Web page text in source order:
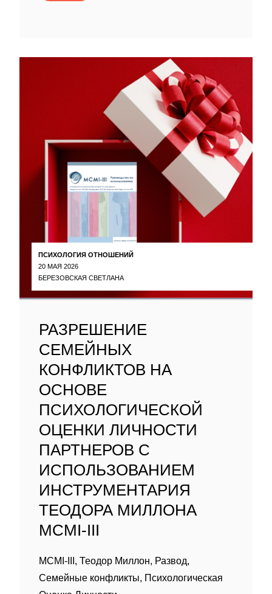
ПСИХОЛОГИЯ ОТНОШЕНИЙ
20 МАЯ 2026
БЕРЕЗОВСКАЯ СВЕТЛАНА
РАЗРЕШЕНИЕ
СЕМЕЙНЫХ
КОНФЛИКТОВ НА
ОСНОВЕ
ПСИХОЛОГИЧЕСКОЙ
ОЦЕНКИ ЛИЧНОСТИ
ПАРТНЕРОВ С
ИСПОЛЬЗОВАНИЕМ
ИНСТРУМЕНТАРИЯ
ТЕОДОРА МИЛЛОНА
MCMI-III
MCMI-III, Теодор Миллон, Развод,
Семейные конфликты, Психологическая